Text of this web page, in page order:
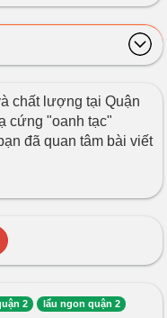
chất lượng tại Quận
cứng "oanh tạc"
đã quan tâm bài viết
2 lẩu ngon quận 2